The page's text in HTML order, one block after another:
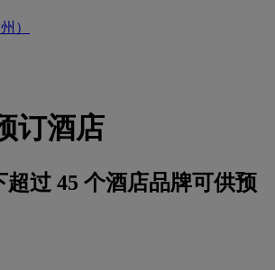
）
订酒店
过 45 个酒店品牌可供预